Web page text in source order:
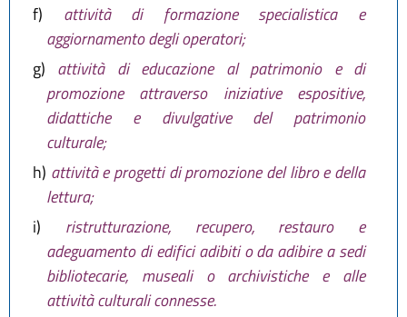
f)
attività di formazione specialistica e
aggiornamento degli operatori;
g) attività di educazione al patrimonio e di
promozione attraverso iniziative espositive,
didattiche e divulgative del patrimonio
culturale;
h) attività e progetti di promozione del libro e della
lettura;
i)
ristrutturazione, recupero, restauro e
adeguamento di edifici adibiti o da adibire a sedi
bibliotecarie, museali o archivistiche e alle
attività culturali connesse.